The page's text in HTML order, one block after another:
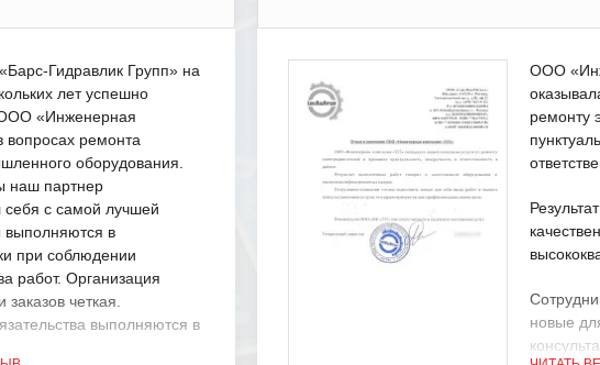
Гидравлик Групп» на
лет успешно
ООО «Инженерная
вопросах ремонта
оборудования.
наш партнер
себя с самой лучшей
выполняются в
при соблюдении
работ. Организация
четкая.
выполняются в
ООО
ремонту
новые